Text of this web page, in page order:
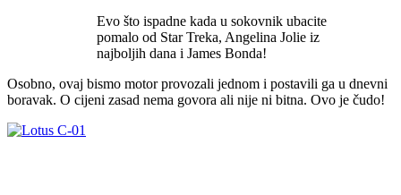
Evo što ispadne kada u sokovnik ubacite
pomalo od Star Treka, Angelina Jolie iz
najboljih dana i James Bonda!
Osobno, ovaj bismo motor provozali jednom i postavili ga u dnevni
boravak. O cijeni zasad nema govora ali nije ni bitna. Ovo je čudo!